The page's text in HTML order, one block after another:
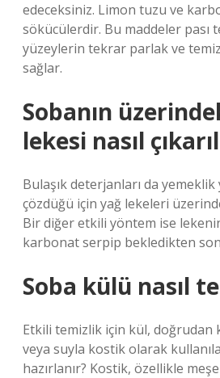
edeceksiniz. Limon tuzu ve
sökücülerdir. Bu maddeler pası
yüzeylerin tekrar parlak ve
sağlar.
Sobanın
lekesi nasıl
Bulaşık deterjanları da
çözdüğü için yağ lekeleri
Bir diğer etkili yöntem ise
karbonat serpip bekledikten
Soba külü nasıl
Etkili temizlik için kül, doğrudan
veya suyla kostik olarak
hazırlanır? Kostik, özellikle